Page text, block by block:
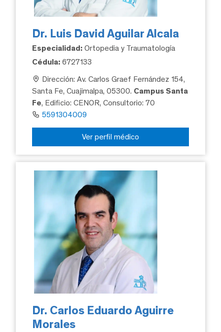
Dr. Luis David Aguilar Alcala
Especialidad: Ortopedia y Traumatología
Cédula: 6727133
Dirección: Av. Carlos Graef Fernández 154,
Santa Fe, Cuajimalpa, 05300. Campus Santa
Fe, Edificio: CENOR, Consultorio: 70
5591304009
Ver perfil médico
Dr. Carlos Eduardo Aguirre
Morales